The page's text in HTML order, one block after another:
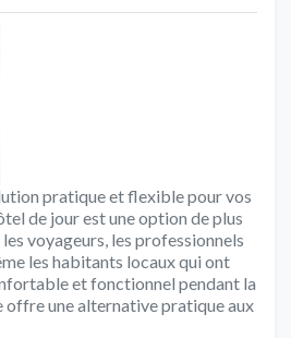
pratique et flexible pour vos
de jour est une option de plus
voyageurs, les professionnels
les habitants locaux qui ont
et fonctionnel pendant la
offre une alternative pratique aux